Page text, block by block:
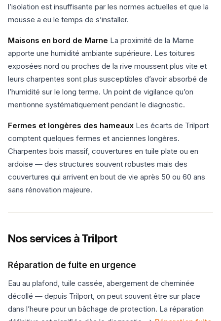
l’isolation est insuffisante par les normes actuelles et que la
mousse a eu le temps de s’installer.
Maisons en bord de Marne La proximité de la Marne
apporte une humidité ambiante supérieure. Les toitures
exposées nord ou proches de la rive moussent plus vite et
leurs charpentes sont plus susceptibles d’avoir absorbé de
l’humidité sur le long terme. Un point de vigilance qu’on
mentionne systématiquement pendant le diagnostic.
Fermes et longères des hameaux Les écarts de Trilport
comptent quelques fermes et anciennes longères.
Charpentes bois massif, couvertures en tuile plate ou en
ardoise — des structures souvent robustes mais des
couvertures qui arrivent en bout de vie après 50 ou 60 ans
sans rénovation majeure.
Nos services à Trilport
Réparation de fuite en urgence
Eau au plafond, tuile cassée, abergement de cheminée
décollé — depuis Trilport, on peut souvent être sur place
dans l’heure pour un bâchage de protection. La réparation